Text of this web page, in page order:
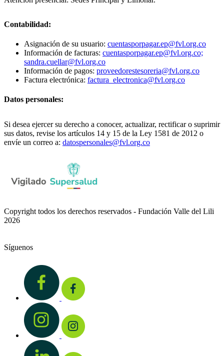
Contabilidad:
Asignación de su usuario: cuentasporpagar.ep@fvl.org.co
Información de facturas: cuentasporpagar.ep@fvl.org.co;
sandra.cuellar@fvl.org.co
Información de pagos: proveedorestesoreria@fvl.org.co
Factura electrónica: factura_electronica@fvl.org.co
Datos personales:
Si desea ejercer su derecho a conocer, actualizar, rectificar o suprimir
sus datos, revise los artículos 14 y 15 de la Ley 1581 de 2012 o
envíe un correo a: datospersonales@fvl.org.co
Copyright todos los derechos reservados - Fundación Valle del Lili
2026
Síguenos